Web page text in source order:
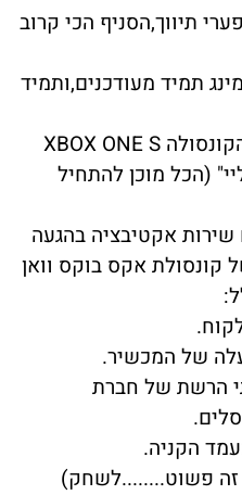
תיווך,הסניף הכי קרוב
תמיד מעודכנים,ותמיד
קניה בראש שקט הקונסולה XBOX ONE S
(הכל מוכן להתחיל
שירות אקטיבציה בהגעה
קונסולת אקס בוקס וואן
של המכשיר.
הרשת של חברת
הקניה.
פשוט........לשחק)